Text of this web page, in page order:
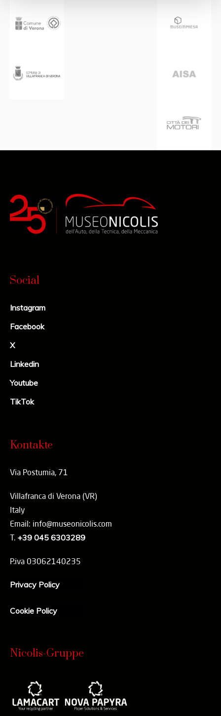
Social
Instagram
Facebook
X
Linkedin
Youtube
TikTok
Kontakte
Via Postumia, 71
Villafranca di Verona (VR)
Italy
Email: info@museonicolis.com
T. +39 045 6303289
P.iva 03062140235
Privacy Policy
Cookie Policy
Nicolis-Gruppe